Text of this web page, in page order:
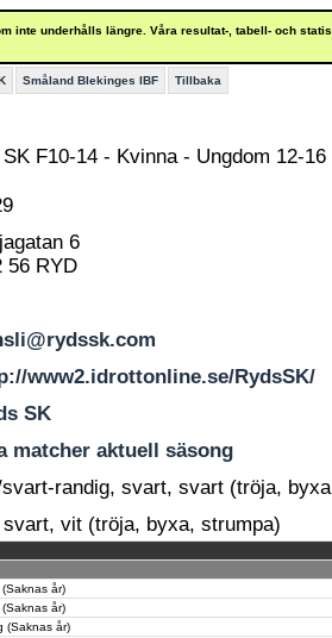
inte underhålls längre. Våra resultat-, tabell- och
Småland Blekinges IBF Tillbaka
F10-14 - Kvinna - Ungdom 12-16
6
56 RYD
www2.idrottonline.se/RydsSK/
SK
matcher aktuell säsong
randig, svart, svart (tröja,
vit (tröja, byxa, strumpa)
år)
år)
(Saknas år)